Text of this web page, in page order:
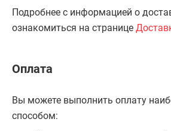
Подробнее с информацией о
ознакомиться на странице
Оплата
Вы можете выполнить оплату
способом: